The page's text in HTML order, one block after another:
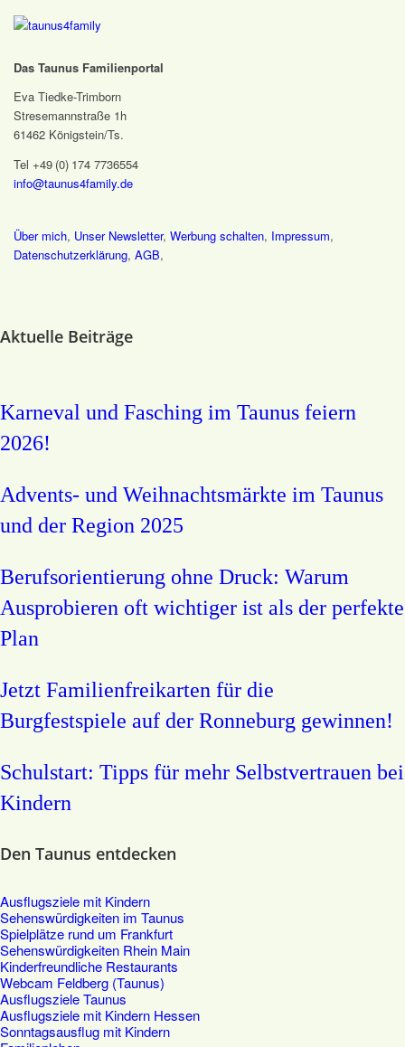
Das Taunus Familienportal
Eva Tiedke-Trimborn
Stresemannstraße 1h
61462 Königstein/Ts.
Tel +49 (0) 174 7736554
info@taunus4family.de
Über mich, Unser Newsletter, Werbung schalten, Impressum,
Datenschutz­erklärung, AGB,
Aktuelle Beiträge
Karneval und Fasching im Taunus feiern
2026!
Advents- und Weihnachtsmärkte im Taunus
und der Region 2025
Berufsorientierung ohne Druck: Warum
Ausprobieren oft wichtiger ist als der perfekte
Plan
Jetzt Familienfreikarten für die
Burgfestspiele auf der Ronneburg gewinnen!
Schulstart: Tipps für mehr Selbstvertrauen bei
Kindern
Den Taunus entdecken
Ausflugsziele mit Kindern
Sehenswürdigkeiten im Taunus
Spielplätze rund um Frankfurt
Sehenswürdigkeiten Rhein Main
Kinderfreundliche Restaurants
Webcam Feldberg (Taunus)
Ausflugsziele Taunus
Ausflugsziele mit Kindern Hessen
Sonntagsausflug mit Kindern